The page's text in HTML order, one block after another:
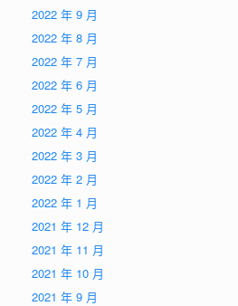
2022 年 9 月
2022 年 8 月
2022 年 7 月
2022 年 6 月
2022 年 5 月
2022 年 4 月
2022 年 3 月
2022 年 2 月
2022 年 1 月
2021 年 12 月
2021 年 11 月
2021 年 10 月
2021 年 9 月